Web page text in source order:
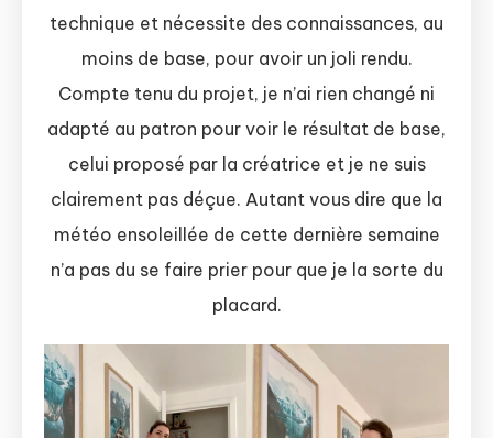
technique et nécessite des connaissances, au
moins de base, pour avoir un joli rendu.
Compte tenu du projet, je n’ai rien changé ni
adapté au patron pour voir le résultat de base,
celui proposé par la créatrice et je ne suis
clairement pas déçue. Autant vous dire que la
météo ensoleillée de cette dernière semaine
n’a pas du se faire prier pour que je la sorte du
placard.